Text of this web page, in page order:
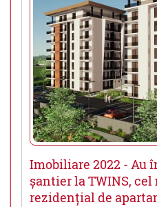
Imobiliare 2022 - Au
șantier la TWINS,
rezidențial de